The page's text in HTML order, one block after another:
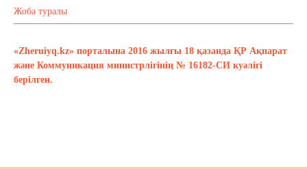
Жоба туралы
«Zheruiyq.kz» порталына 2016 жылғы 18 қазанда ҚР Ақпарат
және Коммуникация министрлігінің № 16182-СИ куәлігі
берілген.